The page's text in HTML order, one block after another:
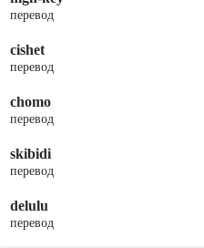
перевод
cishet
перевод
chomo
перевод
skibidi
перевод
delulu
перевод